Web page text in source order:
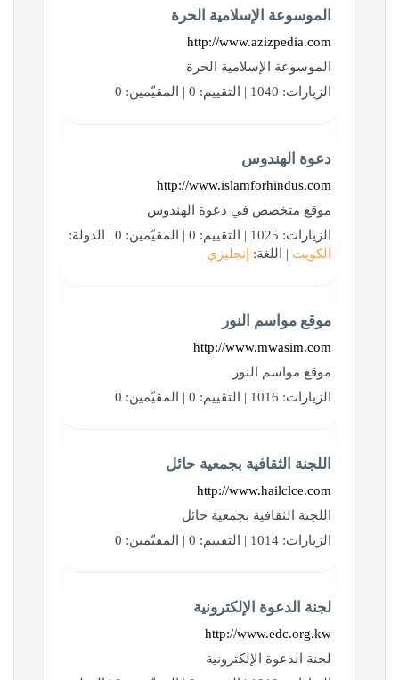
الموسوعة الإسلامية الحرة
http://www.azizpedia.com
الموسوعة الإسلامية الحرة
الزيارات: 1040 | التقييم: 0 | المقيّمين: 0
دعوة الهندوس
http://www.islamforhindus.com
موقع متخصص في دعوة الهندوس
الزيارات: 1025 | التقييم: 0 | المقيّمين: 0 | الدولة:
الكويت| اللغة:إنجليزي
موقع مواسم النور
http://www.mwasim.com
موقع مواسم النور
الزيارات: 1016 | التقييم: 0 | المقيّمين: 0
اللجنة الثقافية بجمعية حائل
http://www.hailclce.com
اللجنة الثقافية بجمعية حائل
الزيارات: 1014 | التقييم: 0 | المقيّمين: 0
لجنة الدعوة الإلكترونية
http://www.edc.org.kw
لجنة الدعوة الإلكترونية